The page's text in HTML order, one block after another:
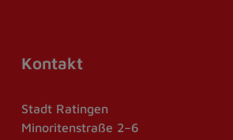
Kontakt
Stadt Ratingen
Minoritenstraße 2–6